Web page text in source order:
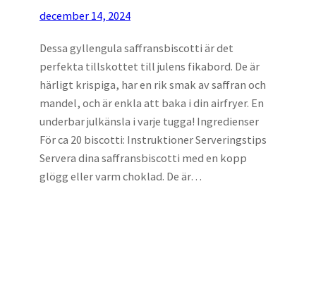
december 14, 2024
Dessa gyllengula saffransbiscotti är det
perfekta tillskottet till julens fikabord. De är
härligt krispiga, har en rik smak av saffran och
mandel, och är enkla att baka i din airfryer. En
underbar julkänsla i varje tugga! Ingredienser
För ca 20 biscotti: Instruktioner Serveringstips
Servera dina saffransbiscotti med en kopp
glögg eller varm choklad. De är…